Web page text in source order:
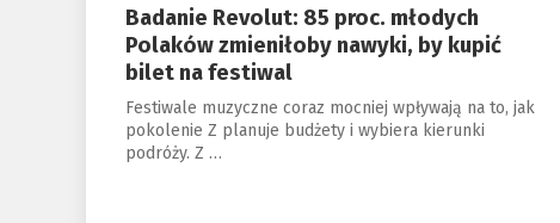
Badanie Revolut: 85 proc. młodych
Polaków zmieniłoby nawyki, by kupić
bilet na festiwal
Festiwale muzyczne coraz mocniej wpływają na to, jak
pokolenie Z planuje budżety i wybiera kierunki
podróży. Z …